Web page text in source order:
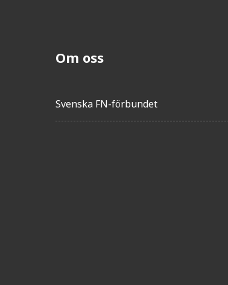
Om oss
Svenska FN-förbundet